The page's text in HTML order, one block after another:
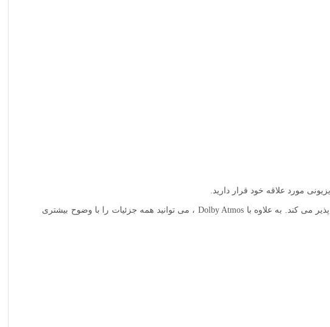
حسگر ردیابی حرکت جوانه ها هنگام حرکت دادن سر ، جهت صدا را مشخص می کند و یک حس واقع گرایانه قدرتمند را امکان پذیر می کند. به علاوه با Dolby Atmos ، می توانید همه جزئیات را با وضوح بیشتری